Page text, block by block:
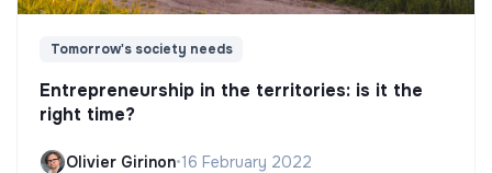
Tomorrow's society needs
Entrepreneurship in the territories: is it the
right time?
Olivier Girinon•16 February 2022